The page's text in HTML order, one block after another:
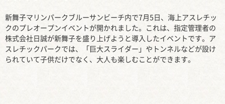
新舞子マリンパークブルーサンビーチ内で7月5日、海上アスレチッ
クのプレオープンイベントが開かれました。これは、指定管理者の
株式会社日誠が新舞子を盛り上げようと導入したイベントです。ア
スレチックパークでは、「巨大スライダー」やトンネルなどが設け
られていて子供だけでなく、大人も楽しむことができます。